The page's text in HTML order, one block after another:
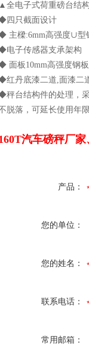
▲全电子式荷重磅台结
四只截面设计
主樑:6mm高强度∪型
电子传感器支承
面板10mm高强度钢板
红丹底漆二道,面漆二
秤台结构件的处理，
脱落，可延长使用年
汽车磅秤厂
产品：
您的单位：
您的姓名：
联系电话：
常用邮箱：